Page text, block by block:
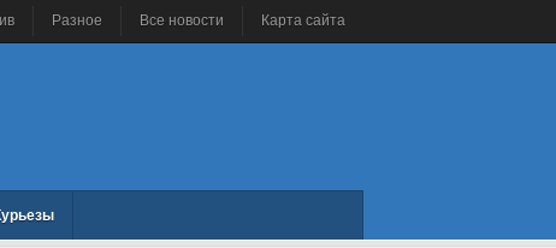
Разное Все новости Карта сайта